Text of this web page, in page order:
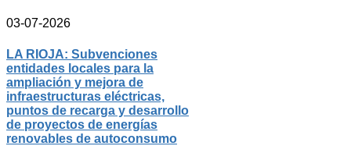
03-07-2026
LA RIOJA: Subvenciones
entidades locales para la
ampliación y mejora de
infraestructuras eléctricas,
puntos de recarga y desarrollo
de proyectos de energías
renovables de autoconsumo